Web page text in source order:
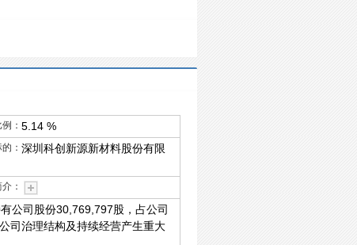
： 5.14 %
： 深圳科创新源新材料股份有限
：
公司股份30,769,797股，占公司
司治理结构及持续经营产生重大